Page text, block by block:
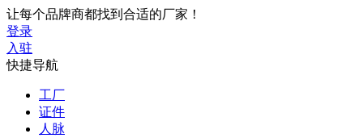
让每个品牌商都找到合适的厂家！
登录
入驻
快捷导航
工厂
证件
人脉